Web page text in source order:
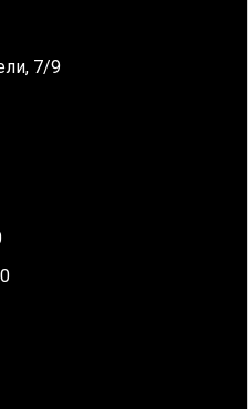
7/9